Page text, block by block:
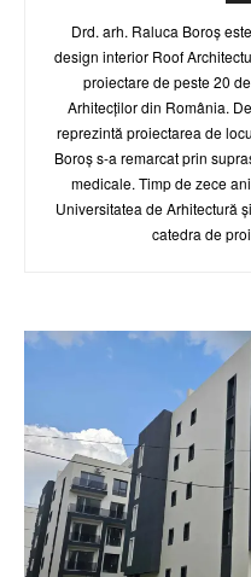
Drd. arh. Raluca Boroș
design interior Roof
proiectare de peste 20
Arhitecților din România.
reprezintă proiectarea de
Boroș s-a remarcat prin
medicale. Timp de zece
Universitatea de Arhitectură
catedra de